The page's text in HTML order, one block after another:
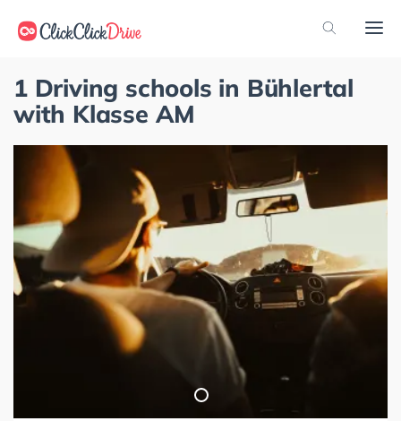
1 Driving schools in Bühlertal
with Klasse AM